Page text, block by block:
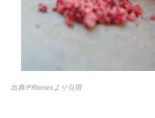
出典:PRtimesより引用